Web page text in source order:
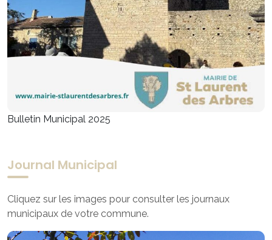
Bulletin Municipal 2025
Journal Municipal
Cliquez sur les images pour consulter les journaux
municipaux de votre commune.